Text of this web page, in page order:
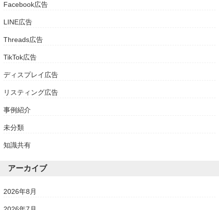
Facebook広告
LINE広告
Threads広告
TikTok広告
ディスプレイ広告
リスティング広告
事例紹介
未分類
知識共有
アーカイブ
2026年8月